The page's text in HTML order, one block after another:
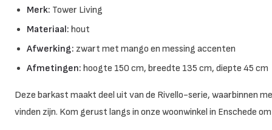
Merk: Tower Living
Materiaal: hout
Afwerking: zwart met mango en messing accenten
Afmetingen: hoogte 150 cm, breedte 135 cm, diepte 45 cm
Deze barkast maakt deel uit van de Rivello-serie, waarbinnen
vinden zijn. Kom gerust langs in onze woonwinkel in Enschede